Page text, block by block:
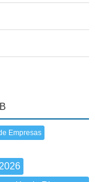
Empresas